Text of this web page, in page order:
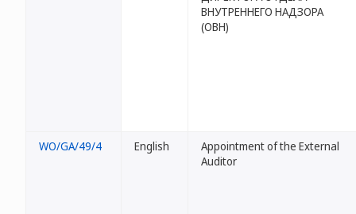
ВНУТРЕННЕГО НАДЗОРА
(ОВН)
WO/GA/49/4 English
Appointment of the External
Auditor